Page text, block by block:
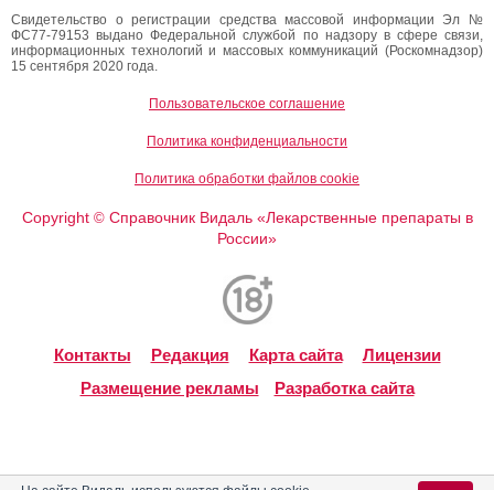
Свидетельство о регистрации средства массовой информации Эл №
ФС77-79153 выдано Федеральной службой по надзору в сфере связи,
информационных технологий и массовых коммуникаций (Роскомнадзор)
15 сентября 2020 года.
Пользовательское соглашение
Политика конфиденциальности
Политика обработки файлов cookie
Copyright ©Справочник Видаль «Лекарственные препараты в
России»
Контакты Редакция Карта сайта
Лицензии
Размещение рекламы
Разработка сайта